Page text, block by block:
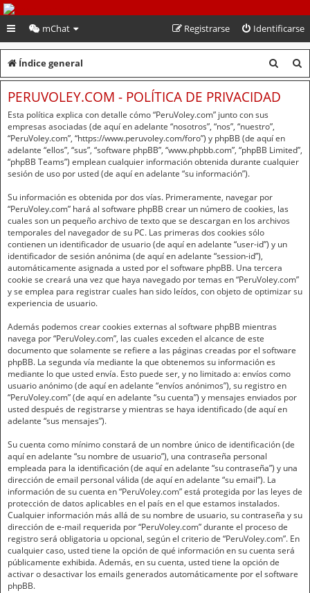
PeruVoley.com
mChat Identificarse
Registrarse
Índice general
u
u
s
a
r
PERUVOLEY.COM - POLÍTICA DE PRIVACIDAD
Esta política explica con detalle cómo “PeruVoley.com” junto con sus
empresas asociadas (de aquí en adelante “nosotros”, “nos”, “nuestro”,
“PeruVoley.com”, “https://www.peruvoley.com/foro”) y phpBB (de aquí en
adelante “ellos”, “sus”, “software phpBB”, “www.phpbb.com”, “phpBB Limited”,
“phpBB Teams”) emplean cualquier información obtenida durante cualquier
sesión de uso por usted (de aquí en adelante “su información”).
Su información es obtenida por dos vías. Primeramente, navegar por
“PeruVoley.com” hará al software phpBB crear un número de cookies, las
cuales son un pequeño archivo de texto que se descargan en los archivos
temporales del navegador de su PC. Las primeras dos cookies sólo
contienen un identificador de usuario (de aquí en adelante “user-id”) y un
identificador de sesión anónima (de aquí en adelante “session-id”),
automáticamente asignada a usted por el software phpBB. Una tercera
cookie se creará una vez que haya navegado por temas en “PeruVoley.com”
y se emplea para registrar cuales han sido leídos, con objeto de optimizar su
experiencia de usuario.
Además podemos crear cookies externas al software phpBB mientras
navega por “PeruVoley.com”, las cuales exceden el alcance de este
documento que solamente se refiere a las páginas creadas por el software
phpBB. La segunda vía mediante la que obtenemos su información es
mediante lo que usted envía. Esto puede ser, y no limitado a: envíos como
usuario anónimo (de aquí en adelante “envíos anónimos”), su registro en
“PeruVoley.com” (de aquí en adelante “su cuenta”) y mensajes enviados por
usted después de registrarse y mientras se haya identificado (de aquí en
adelante “sus mensajes”).
Su cuenta como mínimo constará de un nombre único de identificación (de
aquí en adelante “su nombre de usuario”), una contraseña personal
empleada para la identificación (de aquí en adelante “su contraseña”) y una
dirección de email personal válida (de aquí en adelante “su email”). La
información de su cuenta en “PeruVoley.com” está protegida por las leyes de
protección de datos aplicables en el país en el que estamos instalados.
Cualquier información más allá de su nombre de usuario, su contraseña y su
dirección de e-mail requerida por “PeruVoley.com” durante el proceso de
registro será obligatoria u opcional, según el criterio de “PeruVoley.com”. En
cualquier caso, usted tiene la opción de qué información en su cuenta será
públicamente exhibida. Además, en su cuenta, usted tiene la opción de
activar o desactivar los emails generados automáticamente por el software
phpBB.